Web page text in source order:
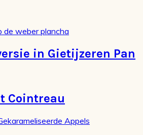
in Gietijzeren Pan
Cointreau